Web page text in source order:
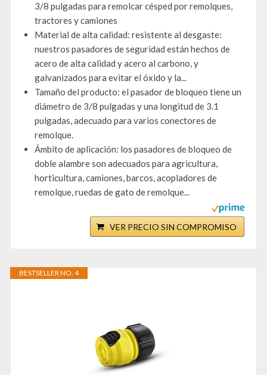
3/8 pulgadas para remolcar césped por remolques,
tractores y camiones
Material de alta calidad: resistente al desgaste:
nuestros pasadores de seguridad están hechos de
acero de alta calidad y acero al carbono, y
galvanizados para evitar el óxido y la...
Tamaño del producto: el pasador de bloqueo tiene un
diámetro de 3/8 pulgadas y una longitud de 3.1
pulgadas, adecuado para varios conectores de
remolque.
Ámbito de aplicación: los pasadores de bloqueo de
doble alambre son adecuados para agricultura,
horticultura, camiones, barcos, acopladores de
remolque, ruedas de gato de remolque...
VER PRECIO SIN COMPROMISO
BESTSELLER NO. 4